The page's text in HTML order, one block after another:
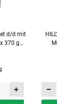
d/d mit
370 g